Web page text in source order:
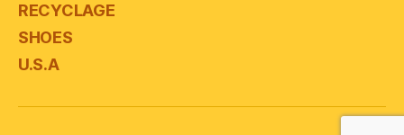
RECYCLAGE
SHOES
U.S.A